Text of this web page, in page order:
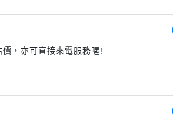
，亦可直接來電服務喔!